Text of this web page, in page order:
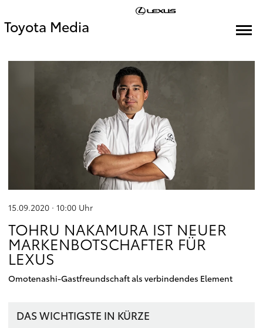
Toyota Media
15.09.2020 · 10:00 Uhr
TOHRU NAKAMURA IST NEUER
MARKENBOTSCHAFTER FÜR
LEXUS
Omotenashi-Gastfreundschaft als verbindendes Element
DAS WICHTIGSTE IN KÜRZE